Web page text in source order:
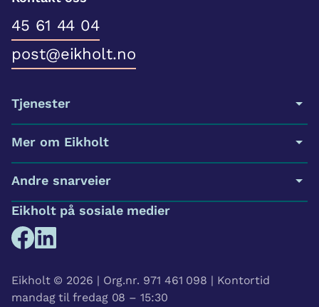
45 61 44 04
post@eikholt.no
Tjenester
Mer om Eikholt
Andre snarveier
Eikholt på sosiale medier
Eikholt © 2026 | Org.nr. 971 461 098 | Kontortid
mandag til fredag 08 – 15:30